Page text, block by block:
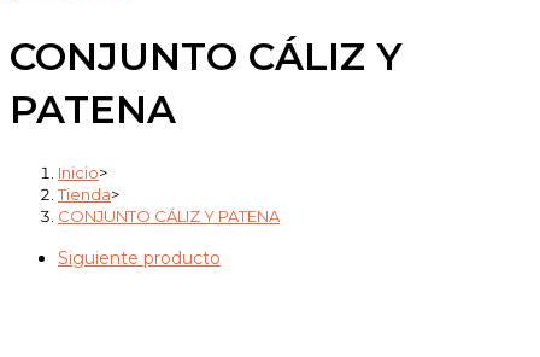
PATENA
cantidad
CONJUNTO CÁLIZ Y
PATENA
Inicio>
Tienda>
CONJUNTO CÁLIZ Y PATENA
Siguiente producto